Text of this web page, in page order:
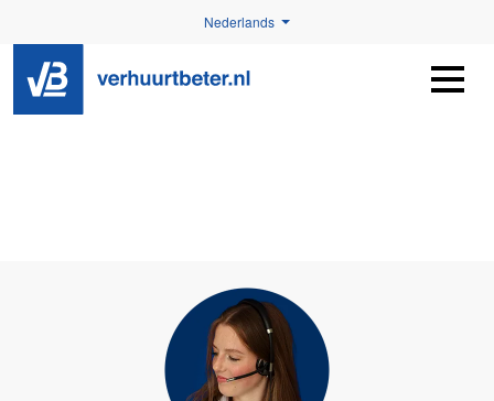
Nederlands